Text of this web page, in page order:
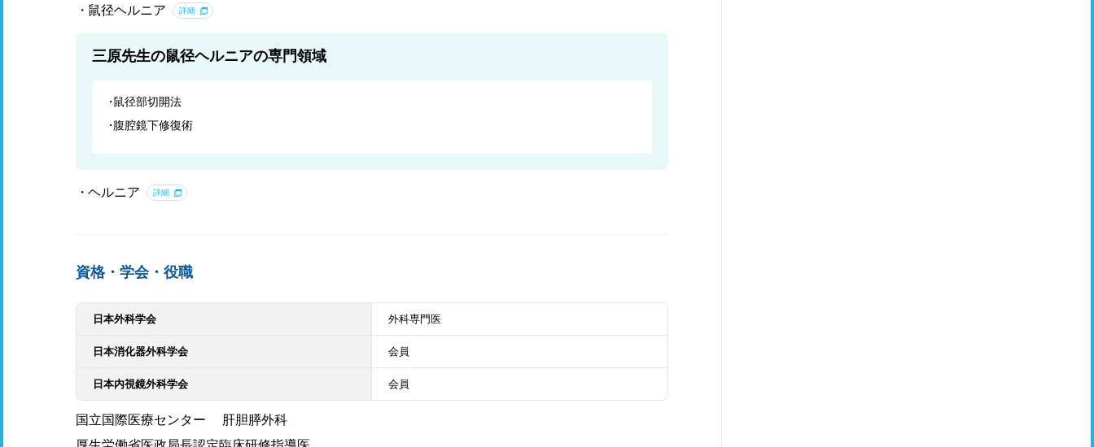
鼠径ヘルニア 詳細
三原先生の鼠径ヘルニアの専門領域
鼠径部切開法
腹腔鏡下修復術
ヘルニア 詳細
資格・学会・役職
日本外科学会 外科専門医
日本消化器外科学会 会員
日本内視鏡外科学会 会員
国立国際医療センター 肝胆膵外科